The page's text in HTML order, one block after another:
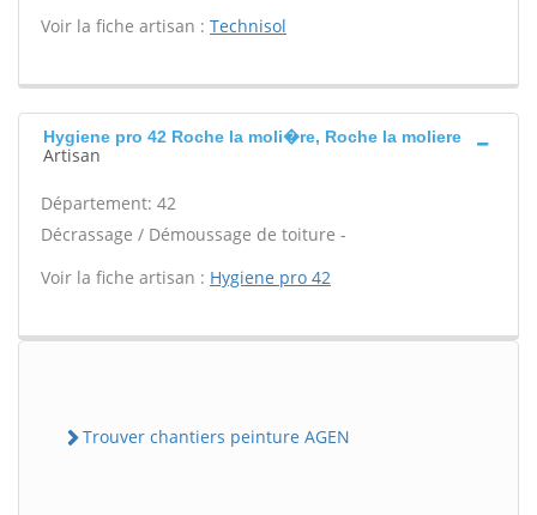
Voir la fiche artisan : Technisol
Hygiene pro 42 Roche la moli�re, Roche la moliere
Artisan
Département: 42
Décrassage / Démoussage de toiture -
Voir la fiche artisan : Hygiene pro 42
Trouver chantiers peinture AGEN